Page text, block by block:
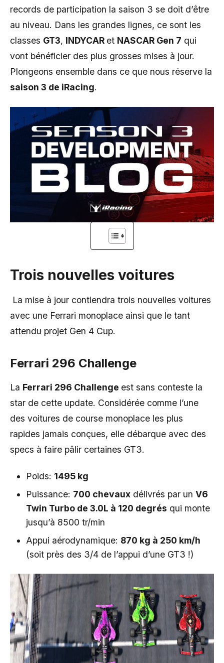
records de participation la saison 3 se doit d’être
au niveau. Dans les grandes lignes, ce sont les
classes GT3, INDYCAR et NASCAR Gen 7 qui
vont bénéficier des plus grosses mises à jour.
Plongeons ensemble dans ce que nous réserve la
saison 3 de iRacing.
Trois nouvelles voitures
La mise à jour contiendra trois nouvelles voitures
avec une Ferrari monoplace ainsi que le tant
attendu projet Gen 4 Cup.
Ferrari 296 Challenge
La Ferrari 296 Challenge est sans conteste la
star de cette update. Considérée comme l’une
des voitures de course monoplace les plus
rapides jamais conçues, elle débarque avec des
specs à faire pâlir certaines GT3.
Poids: 1495 kg
Puissance: 700 chevaux délivrés par un V6
Twin Turbo de 3.0L à 120 degrés qui monte
jusqu’à 8500 tr/min
Appui aérodynamique: 870 kg à 250 km/h
(soit près des 3/4 de l’appui d’une GT3 !)